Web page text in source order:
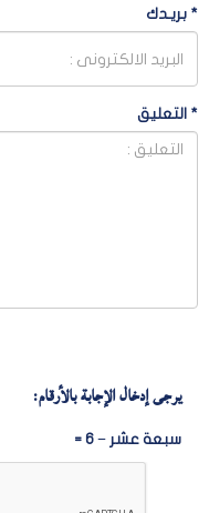
* بريـدك
* التعليق
يرجى إدخال الإجابة بالأرقام:
سبعة عشر − 6 =